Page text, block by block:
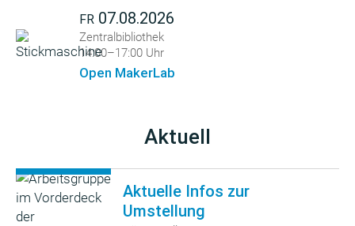
FR 07.08.2026
Zentralbibliothek
14:00–17:00 Uhr
Open MakerLab
Aktuell
Aktuelle Infos zur
Umstellung